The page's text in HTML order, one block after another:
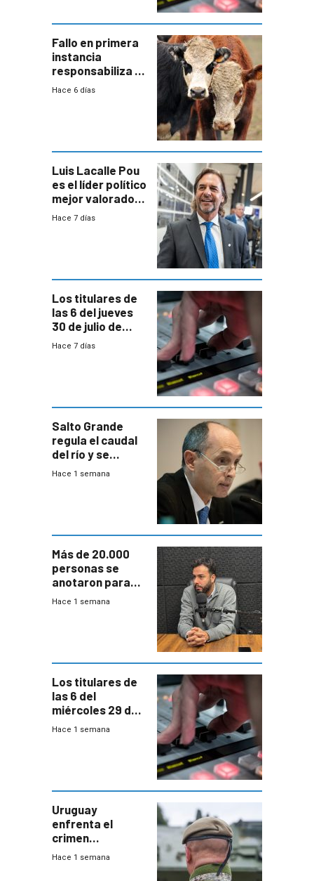
Fallo en primera
instancia
responsabiliza al
Estado por falta
Hace 6 días
Luis Lacalle Pou
es el líder político
mejor valorado
del país, según
Hace 7 días
Los titulares de
las 6 del jueves
30 de julio de
2026
Hace 7 días
Salto Grande
regula el caudal
del río y se
prepara para un
Hace 1 semana
Más de 20.000
personas se
anotaron para
las pruebas
Hace 1 semana
Los titulares de
las 6 del
miércoles 29 de
julio de 2026
Hace 1 semana
Uruguay
enfrenta el
crimen
organizado con
Hace 1 semana